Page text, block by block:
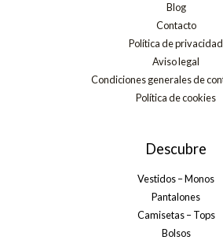
Blog
Contacto
Política de privacidad
Aviso legal
Condiciones generales de
Política de cookies
Descubre
Vestidos – Monos
Pantalones
Camisetas – Tops
Bolsos